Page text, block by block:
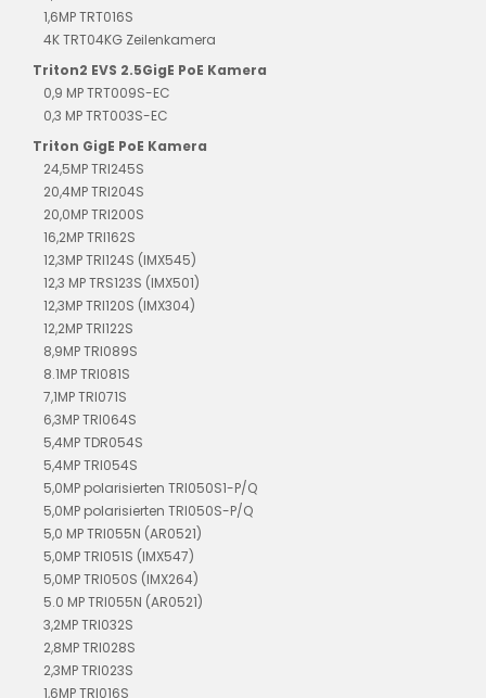
1,6MP TRT016S
4K TRT04KG Zeilenkamera
Triton2 EVS 2.5GigE PoE Kamera
0,9 MP TRT009S-EC
0,3 MP TRT003S-EC
Triton GigE PoE Kamera
24,5MP TRI245S
20,4MP TRI204S
20,0MP TRI200S
16,2MP TRI162S
12,3MP TRI124S (IMX545)
12,3 MP TRS123S (IMX501)
12,3MP TRI120S (IMX304)
12,2MP TRI122S
8,9MP TRI089S
8.1MP TRI081S
7,1MP TRI071S
6,3MP TRI064S
5,4MP TDR054S
5,4MP TRI054S
5,0MP polarisierten TRI050S1-P/Q
5,0MP polarisierten TRI050S-P/Q
5,0 MP TRI055N (AR0521)
5,0MP TRI051S (IMX547)
5,0MP TRI050S (IMX264)
5.0 MP TRI055N (AR0521)
3,2MP TRI032S
2,8MP TRI028S
2,3MP TRI023S
1,6MP TRI016S